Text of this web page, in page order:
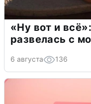
«Ну вот и
развелась с
6 августа 136